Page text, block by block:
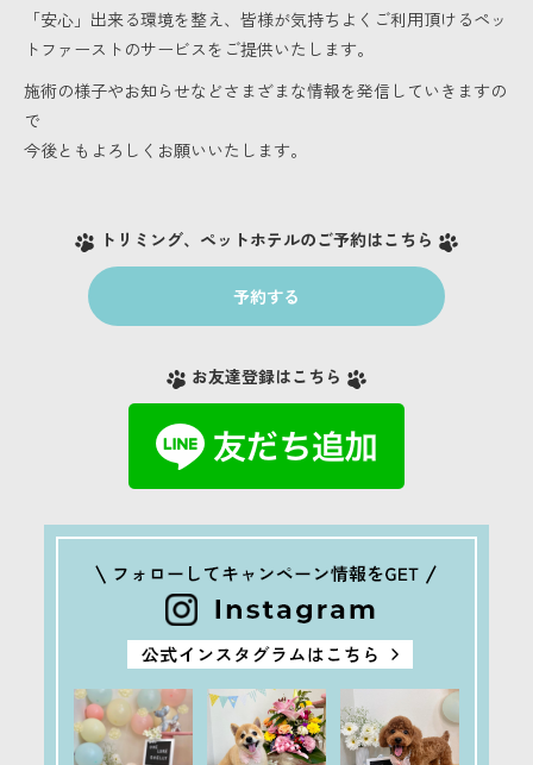
「安心」出来る環境を整え、皆様が気持ちよくご利用頂けるペッ
トファーストのサービスをご提供いたします。
施術の様子やお知らせなどさまざまな情報を発信していきますの
で
今後ともよろしくお願いいたします。
トリミング、ペットホテルのご予約はこちら
予約する
お友達登録はこちら